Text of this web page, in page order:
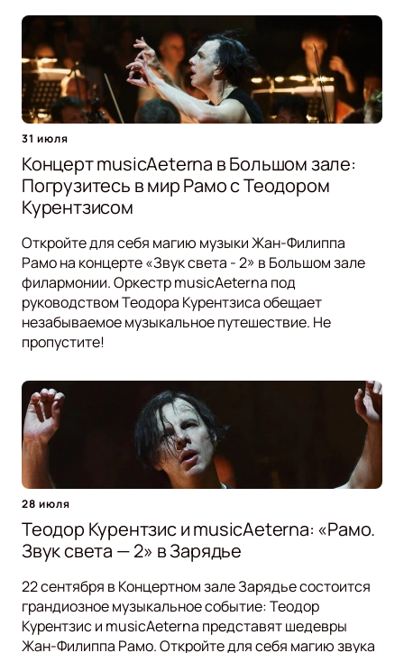
31 июля
Концерт musicAeterna в Большом зале:
Погрузитесь в мир Рамо с Теодором
Курентзисом
Откройте для себя магию музыки Жан-Филиппа
Рамо на концерте «Звук света - 2» в Большом зале
филармонии. Оркестр musicAeterna под
руководством Теодора Курентзиса обещает
незабываемое музыкальное путешествие. Не
пропустите!
28 июля
Теодор Курентзис и musicAeterna: «Рамо.
Звук света — 2» в Зарядье
22 сентября в Концертном зале Зарядье состоится
грандиозное музыкальное событие: Теодор
Курентзис и musicAeterna представят шедевры
Жан-Филиппа Рамо. Откройте для себя магию звука